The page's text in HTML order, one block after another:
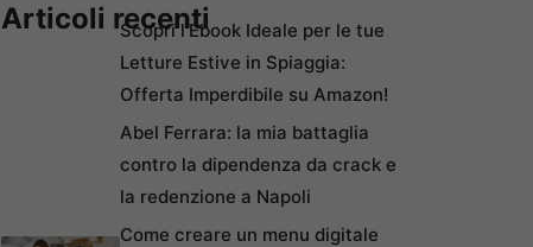
Articoli recentiScopri l’Ebook Ideale per le tue
Letture Estive in Spiaggia:
Offerta Imperdibile su Amazon!
Abel Ferrara: la mia battaglia
contro la dipendenza da crack e
la redenzione a Napoli
Come creare un menu digitale